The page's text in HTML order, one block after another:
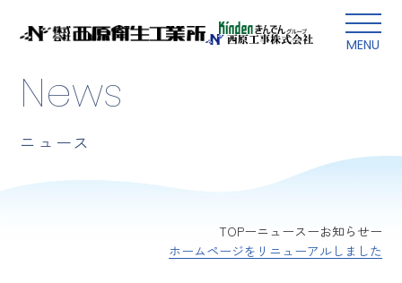
MENU
本文にスキップ
News
ニュース
TOP ニュース
お知らせ
ホームページをリニューアルしました